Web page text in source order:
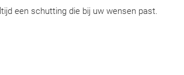
een schutting die bij uw wensen past.